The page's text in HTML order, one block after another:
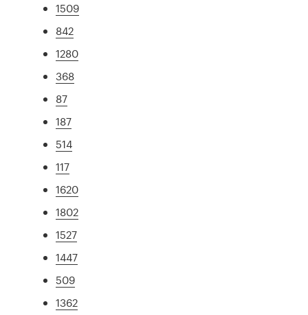
1509
842
1280
368
87
187
514
117
1620
1802
1527
1447
509
1362